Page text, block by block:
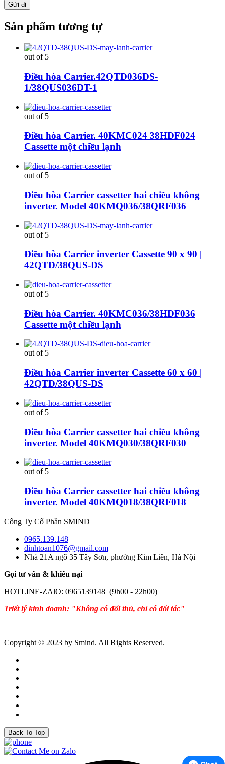
Sản phẩm tương tự
out of 5
Điều hòa Carrier.42QTD036DS-
1/38QUS036DT-1
out of 5
Điều hòa Carrier. 40KMC024 38HDF024
Cassette một chiều lạnh
out of 5
Điều hòa Carrier cassetter hai chiều không
inverter. Model 40KMQ036/38QRF036
out of 5
Điều hòa Carrier inverter Cassette 90 x 90 |
42QTD/38QUS-DS
out of 5
Điều hòa Carrier. 40KMC036/38HDF036
Cassette một chiều lạnh
out of 5
Điều hòa Carrier inverter Cassette 60 x 60 |
42QTD/38QUS-DS
out of 5
Điều hòa Carrier cassetter hai chiều không
inverter. Model 40KMQ030/38QRF030
out of 5
Điều hòa Carrier cassetter hai chiều không
inverter. Model 40KMQ018/38QRF018
Công Ty Cổ Phần SMIND
0965.139.148
dinhtoan1076@gmail.com
Nhà 21A ngõ 35 Tây Sơn, phường Kim Liên, Hà Nội
Gọi tư vấn & khiếu nại
HOTLINE-ZAlO: 0965139148 (9h00 - 22h00)
Triết lý kinh doanh: "Không có đối thủ, chỉ có đối tác"
Copyright © 2023 by Smind. All Rights Reserved.
Back To Top